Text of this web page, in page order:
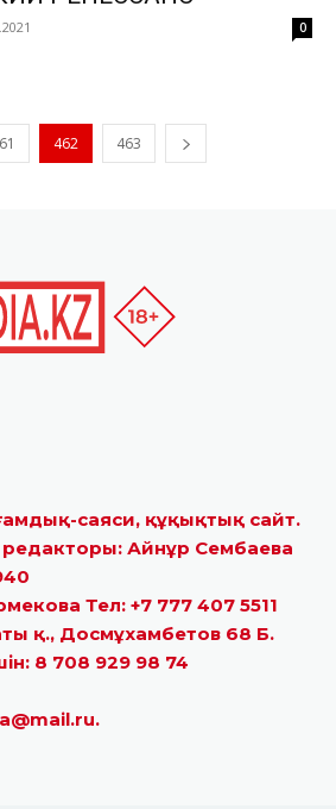
0
462 463
саяси, құқықтық сайт.
редакторы: Айнұр Сембаева
Тел: +7 777 407 5511
қ., Досмұхамбетов 68 Б.
8 708 929 98 74